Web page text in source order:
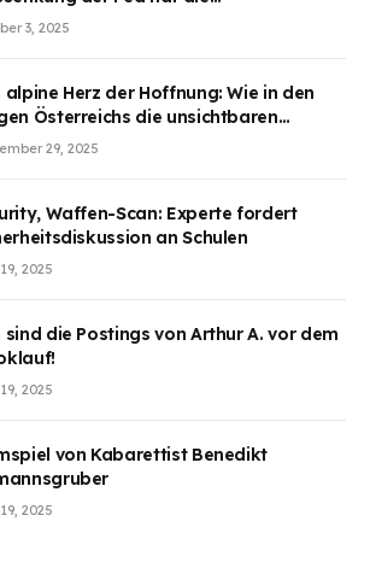
des Marktes erregt.
3, 2025
alpine Herz der Hoffnung: Wie in den
Österreichs die unsichtbaren
des Kriegesheilen
29, 2025
Waffen-Scan: Experte fordert
an Schulen
2025
sind die Postings von Arthur A. vor dem
2025
von Kabarettist Benedikt
2025